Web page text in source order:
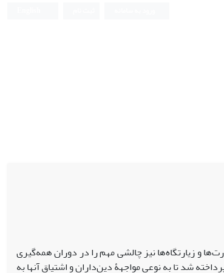
و زیارتگاه‌ها نیز چالشی مهم را در دوران همه‌گیری
شد تا به ‌نوعی مواجهۀ دین‌داران و اشتیاق آنها به